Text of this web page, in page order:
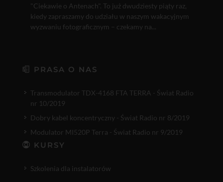
"Ciekawie o Antenach". To już dwudziesty piąty raz,
kiedy zapraszamy do udziału w naszym wakacyjnym
wyzwaniu fotograficznym – czekamy na...
PRASA O NAS
Transmodulator TDX-4168 FTA TERRA - Świat Radio
nr 10/2019
Dobry kabel koncentryczny - Świat Radio nr 8/2019
Modulator MI520P Terra - Świat Radio nr 9/2019
KURSY
Szkolenia dla instalatorów